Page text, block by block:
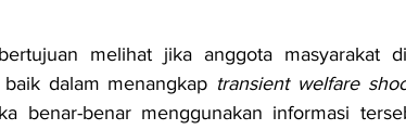
melihat jika anggota masyarakat
dalam menangkap transient welfare
benar-benar menggunakan informasi